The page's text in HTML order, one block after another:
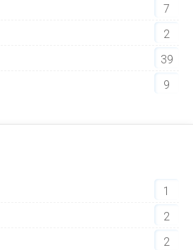
7
2
39
9
1
2
2